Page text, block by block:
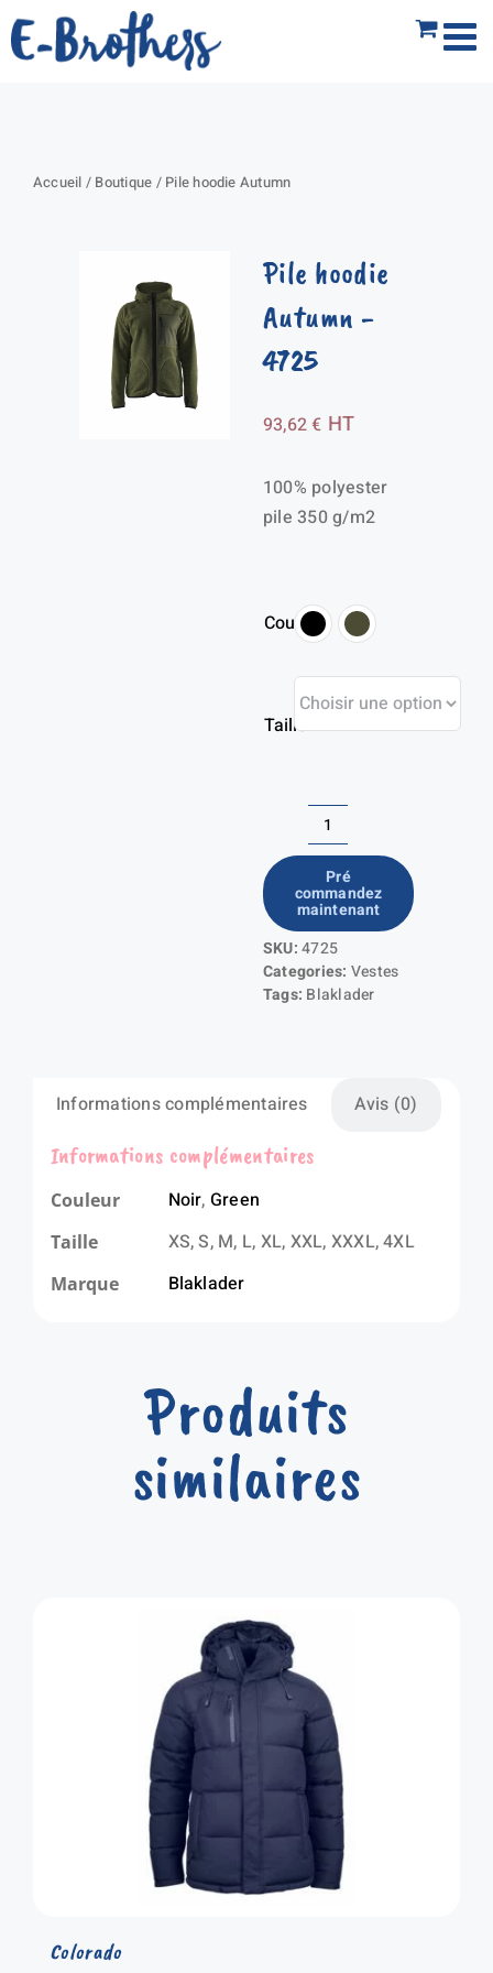
Passer
au
Accueil / Boutique / Pile hoodie Autumn
Pile hoodie
Autumn -
4725
93,62€ HT
100% polyester
pile 350 g/m2
Couleur
Taille
quantité
de
Pile
hoodie
Autumn
Pré
commandez
maintenant
SKU:4725
Categories: Vestes
Tags: Blaklader
Informations complémentaires Avis (0)
Informations complémentaires
Couleur Noir, Green
Taille XS, S, M, L, XL, XXL, XXXL, 4XL
Marque Blaklader
Produits
similaires
Colorado